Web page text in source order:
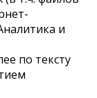
и
по тексту